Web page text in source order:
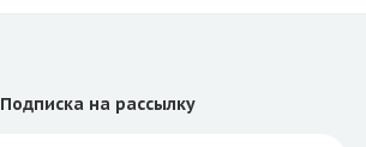
Подписка на рассылку